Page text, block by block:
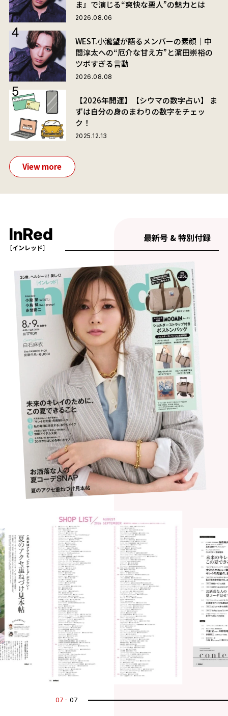
ま』で演じる“爽快な悪人”の魅力とは
2026.08.06
WEST.小瀧望が語るメンバーの素顔｜中
間淳太への“厄介な甘え方”と濵田崇裕の
ツボすぎる言動
2026.08.08
【2026年開運】【シウマの数字占い】 ま
ずは自分の身のまわりの数字をチェッ
ク！
2025.12.13
View more
InRed
［インレッド］
最新号 & 特別付録
07 07